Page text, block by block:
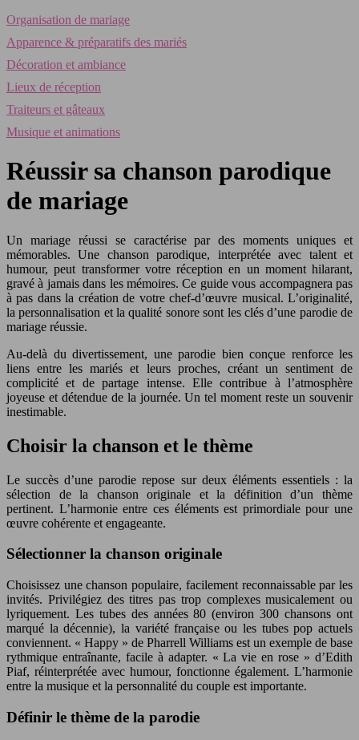
Organisation de mariage
Apparence & préparatifs des mariés
Décoration et ambiance
Lieux de réception
Traiteurs et gâteaux
Musique et animations
Réussir sa chanson parodique
de mariage
Un mariage réussi se caractérise par des moments uniques et
mémorables. Une chanson parodique, interprétée avec talent et
humour, peut transformer votre réception en un moment hilarant,
gravé à jamais dans les mémoires. Ce guide vous accompagnera pas
à pas dans la création de votre chef-d’œuvre musical. L’originalité,
la personnalisation et la qualité sonore sont les clés d’une parodie de
mariage réussie.
Au-delà du divertissement, une parodie bien conçue renforce les
liens entre les mariés et leurs proches, créant un sentiment de
complicité et de partage intense. Elle contribue à l’atmosphère
joyeuse et détendue de la journée. Un tel moment reste un souvenir
inestimable.
Choisir la chanson et le thème
Le succès d’une parodie repose sur deux éléments essentiels : la
sélection de la chanson originale et la définition d’un thème
pertinent. L’harmonie entre ces éléments est primordiale pour une
œuvre cohérente et engageante.
Sélectionner la chanson originale
Choisissez une chanson populaire, facilement reconnaissable par les
invités. Privilégiez des titres pas trop complexes musicalement ou
lyriquement. Les tubes des années 80 (environ 300 chansons ont
marqué la décennie), la variété française ou les tubes pop actuels
conviennent. « Happy » de Pharrell Williams est un exemple de base
rythmique entraînante, facile à adapter. « La vie en rose » d’Edith
Piaf, réinterprétée avec humour, fonctionne également. L’harmonie
entre la musique et la personnalité du couple est importante.
Définir le thème de la parodie